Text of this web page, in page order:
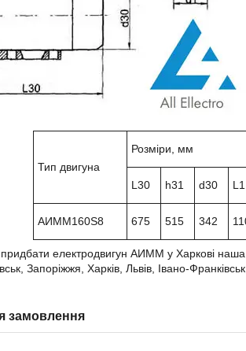
Тип двигуна
Розміри, мм
L30 h31 d30 L1
АИММ160Ѕ8 675 515 342
електродвигун АИММ у Харкові наша
Запоріжжя, Харків, Львів, Івано-
замовлення